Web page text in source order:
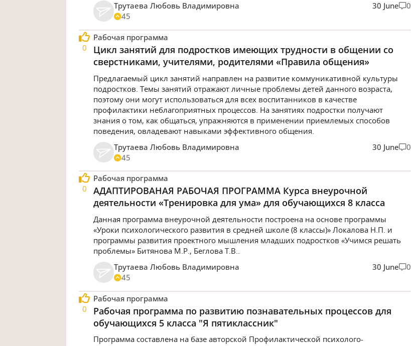
Трутаева Любовь Владимировна
45
30 June 0
0
Рабочая программа
Цикл занятий для подростков имеющих трудности в общении со
сверстниками, учителями, родителями «Правила общения»
Предлагаемый цикл занятий направлен на развитие коммуникативной культуры
подростков. Темы занятий отражают личные проблемы детей данного возраста,
поэтому они могут использоваться для всех воспитанников в качестве
профилактики неблагоприятных процессов. На занятиях подростки получают
знания о том, как общаться, упражняются в применении приемлемых способов
поведения, овладевают навыками эффективного общения.
Трутаева Любовь Владимировна
45
30 June 0
0
Рабочая программа
АДАПТИРОВАНАЯ РАБОЧАЯ ПРОГРАММА Курса внеурочной
деятельности «Тренировка для ума» для обучающихся 8 класса
Данная программа внеурочной деятельности построена на основе программы
«Уроки психологического развития в средней школе (8 классы)» Локалова Н.П. и
программы развития проектного мышления младших подростков «Учимся решать
проблемы» Битянова М.Р., Беглова Т.В..
Трутаева Любовь Владимировна
45
30 June 0
0
Рабочая программа
Рабочая программа по развитию познавательных процессов для
обучающихся 5 класса "Я пятиклассник"
Программа составлена на базе авторской Профилактической психолого-